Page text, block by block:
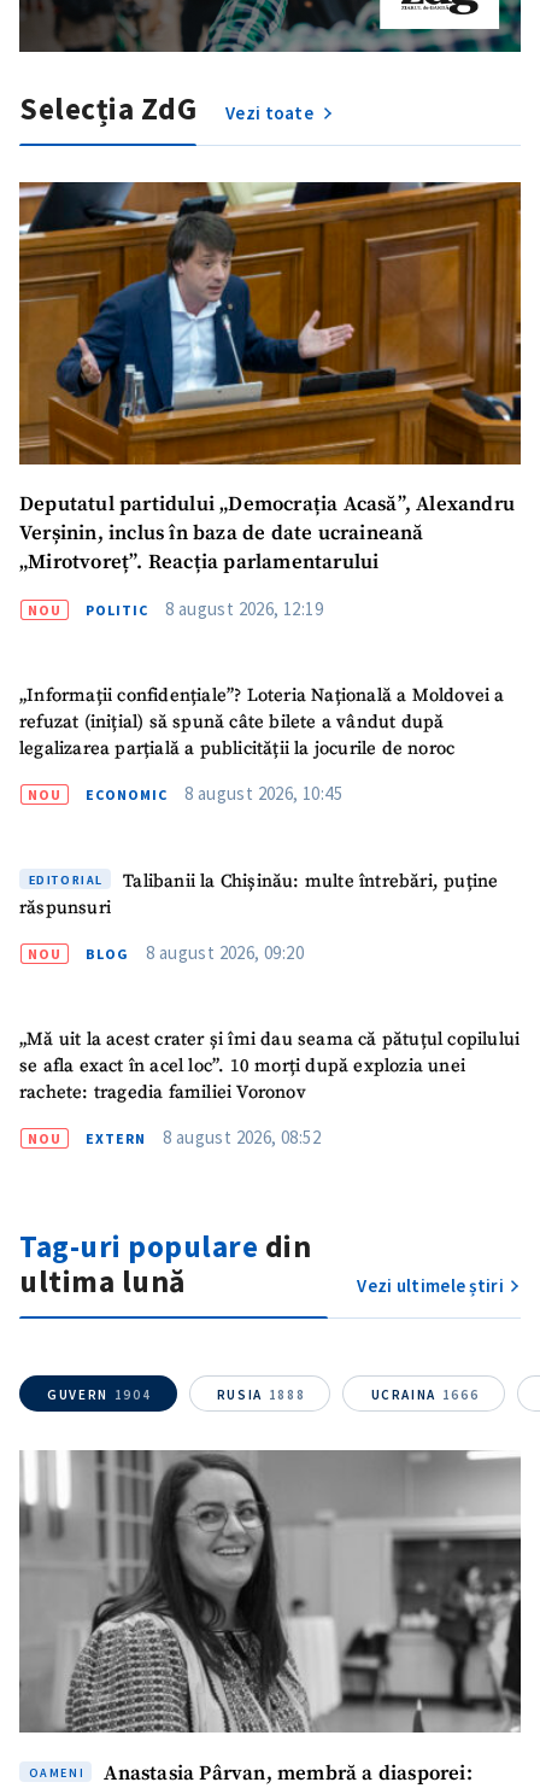
in English
на русском
Selecția ZdG Vezi toate
Deputatul partidului „Democrația Acasă”, Alexandru
Verșinin, inclus în baza de date ucraineană
„Mirotvoreț”. Reacția parlamentarului
NOU POLITIC 8 august 2026, 12:19
„Informații confidențiale”? Loteria Națională a Moldovei a
refuzat (inițial) să spună câte bilete a vândut după
legalizarea parțială a publicității la jocurile de noroc
NOU ECONOMIC 8 august 2026, 10:45
EDITORIAL
Talibanii la Chișinău: multe întrebări, puține
răspunsuri
NOU BLOG 8 august 2026, 09:20
„Mă uit la acest crater și îmi dau seama că pătuțul copilului
se afla exact în acel loc”. 10 morți după explozia unei
rachete: tragedia familiei Voronov
NOU EXTERN 8 august 2026, 08:52
Tag-uri populare din
ultima lună
Vezi ultimele știri
GUVERN 1904 RUSIA 1888 UCRAINA 1666
OAMENI
Anastasia Pârvan, membră a diasporei:
Titlu știre+ Adaugă titlu
Fotografie
+ Încarcă imagine
Link media
+ Link media